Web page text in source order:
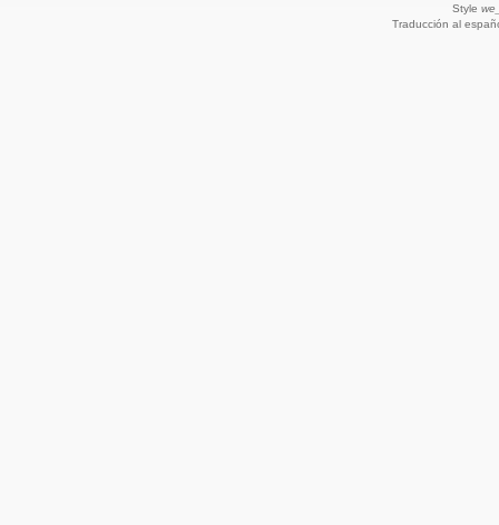
Style
Traducción al